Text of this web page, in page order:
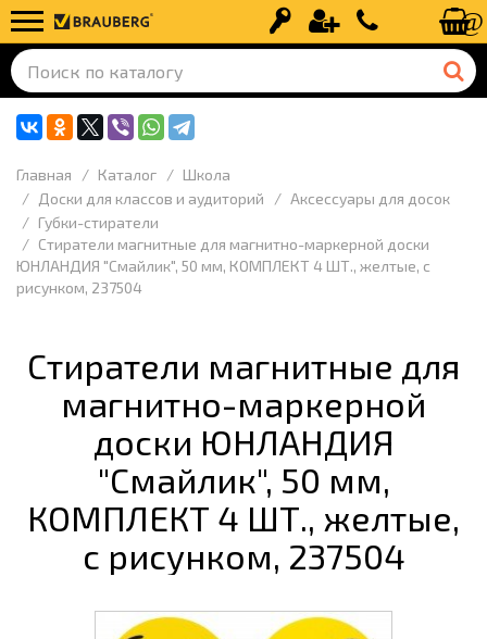
Вход Регистрация+7 (499) 110-
Главная Каталог
Школа
Доски для классов и аудиторий
Аксессуары для досок
Губки-стиратели
Стиратели магнитные для магнитно-маркерной доски
ЮНЛАНДИЯ "Смайлик", 50 мм, КОМПЛЕКТ 4 ШТ., желтые, с
рисунком, 237504
Стиратели магнитные для
магнитно-маркерной
доски ЮНЛАНДИЯ
"Смайлик", 50 мм,
КОМПЛЕКТ 4 ШТ., желтые,
с рисунком, 237504